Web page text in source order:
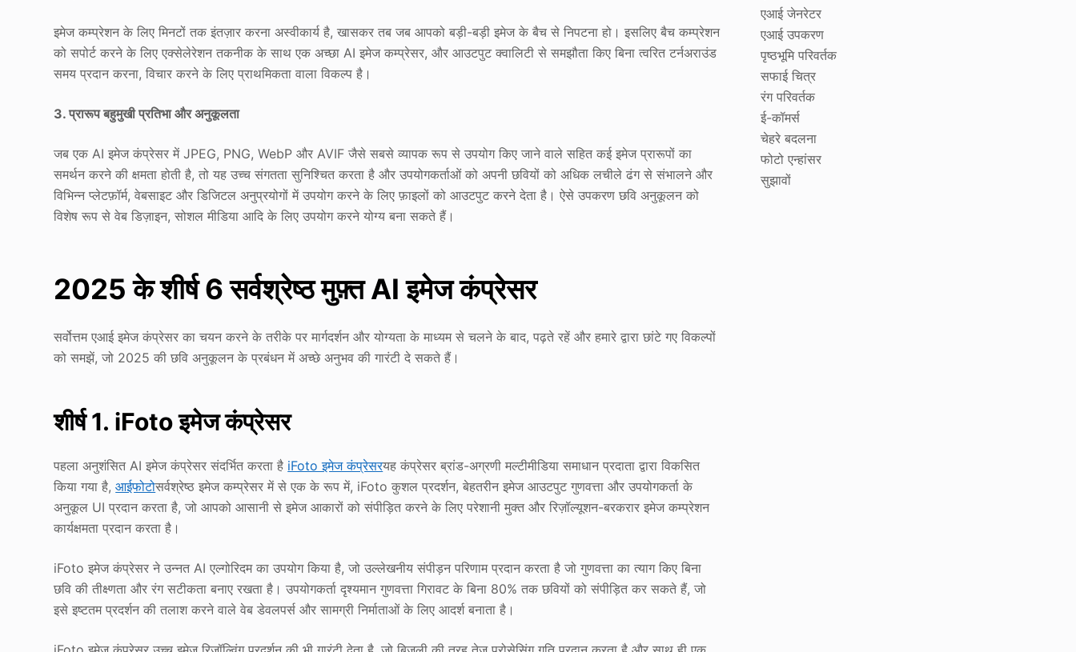
इमेज कम्प्रेशन के लिए मिनटों तक इंतज़ार करना अस्वीकार्य है, खासकर तब जब आपको बड़ी-बड़ी इमेज के बैच से निपटना हो। इसलिए बैच कम्प्रेशन
को सपोर्ट करने के लिए एक्सेलेरेशन तकनीक के साथ एक अच्छा AI इमेज कम्प्रेसर, और आउटपुट क्वालिटी से समझौता किए बिना त्वरित टर्नअराउंड
समय प्रदान करना, विचार करने के लिए प्राथमिकता वाला विकल्प है।
3. प्रारूप बहुमुखी प्रतिभा और अनुकूलता
जब एक AI इमेज कंप्रेसर में JPEG, PNG, WebP और AVIF जैसे सबसे व्यापक रूप से उपयोग किए जाने वाले सहित कई इमेज प्रारूपों का
समर्थन करने की क्षमता होती है, तो यह उच्च संगतता सुनिश्चित करता है और उपयोगकर्ताओं को अपनी छवियों को अधिक लचीले ढंग से संभालने और
विभिन्न प्लेटफ़ॉर्म, वेबसाइट और डिजिटल अनुप्रयोगों में उपयोग करने के लिए फ़ाइलों को आउटपुट करने देता है। ऐसे उपकरण छवि अनुकूलन को
विशेष रूप से वेब डिज़ाइन, सोशल मीडिया आदि के लिए उपयोग करने योग्य बना सकते हैं।
2025 के शीर्ष 6 सर्वश्रेष्ठ मुफ़्त AI इमेज कंप्रेसर
सर्वोत्तम एआई इमेज कंप्रेसर का चयन करने के तरीके पर मार्गदर्शन और योग्यता के माध्यम से चलने के बाद, पढ़ते रहें और हमारे द्वारा छांटे गए विकल्पों
को समझें, जो 2025 की छवि अनुकूलन के प्रबंधन में अच्छे अनुभव की गारंटी दे सकते हैं।
शीर्ष 1. iFoto इमेज कंप्रेसर
पहला अनुशंसित AI इमेज कंप्रेसर संदर्भित करता है iFoto इमेज कंप्रेसरयह कंप्रेसर ब्रांड-अग्रणी मल्टीमीडिया समाधान प्रदाता द्वारा विकसित
किया गया है,आईफोटोसर्वश्रेष्ठ इमेज कम्प्रेसर में से एक के रूप में, iFoto कुशल प्रदर्शन, बेहतरीन इमेज आउटपुट गुणवत्ता और उपयोगकर्ता के
अनुकूल UI प्रदान करता है, जो आपको आसानी से इमेज आकारों को संपीड़ित करने के लिए परेशानी मुक्त और रिज़ॉल्यूशन-बरकरार इमेज कम्प्रेशन
कार्यक्षमता प्रदान करता है।
iFoto इमेज कंप्रेसर ने उन्नत AI एल्गोरिदम का उपयोग किया है, जो उल्लेखनीय संपीड़न परिणाम प्रदान करता है जो गुणवत्ता का त्याग किए बिना
छवि की तीक्ष्णता और रंग सटीकता बनाए रखता है। उपयोगकर्ता दृश्यमान गुणवत्ता गिरावट के बिना 80% तक छवियों को संपीड़ित कर सकते हैं, जो
इसे इष्टतम प्रदर्शन की तलाश करने वाले वेब डेवलपर्स और सामग्री निर्माताओं के लिए आदर्श बनाता है।
एआई जेनरेटर
एआई उपकरण
पृष्ठभूमि परिवर्तक
सफाई चित्र
रंग परिवर्तक
ई-कॉमर्स
चेहरे बदलना
फोटो एन्हांसर
सुझावों